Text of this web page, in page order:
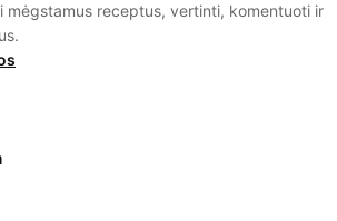
mėgstamus receptus, vertinti, komentuoti ir